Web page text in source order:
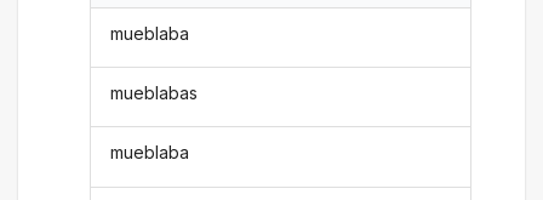
mueblaba
mueblabas
mueblaba